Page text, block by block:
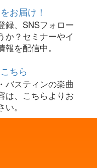
お届け！
録、SNSフォロー
か？セミナーやイ
を配信中。
ちら
バスティンの楽曲
は、こちらよりお
。